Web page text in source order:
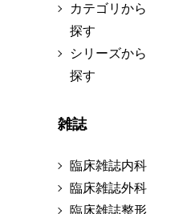
カテゴリから
探す
シリーズから
探す
雑誌
臨床雑誌内科
臨床雑誌外科
臨床雑誌整形